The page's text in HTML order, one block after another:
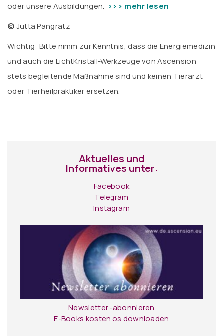
oder unsere Ausbildungen. >>> mehr lesen
©Jutta Pangratz
Wichtig: Bitte nimm zur Kenntnis, dass die Energiemedizin
und auch die LichtKristall-Werkzeuge von Ascension
stets begleitende Maßnahme sind und keinen Tierarzt
oder Tierheilpraktiker ersetzen.
Aktuelles und
Informatives unter:
Facebook
Telegram
Instagram
Newsletter -abonnieren
E-Books kostenlos downloaden